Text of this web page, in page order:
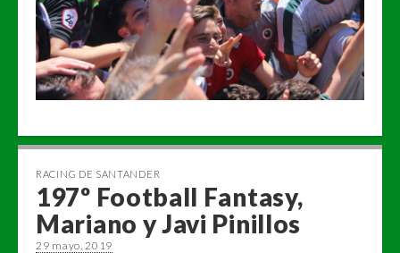
RACING DE SANTANDER
197º Football Fantasy,
Mariano y Javi Pinillos
29 mayo, 2019